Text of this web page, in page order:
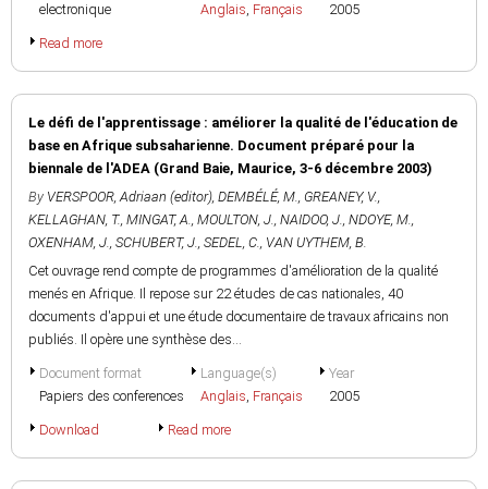
electronique
Anglais, Français
2005
Read more
Le défi de l'apprentissage : améliorer la qualité de l'éducation de
base en Afrique subsaharienne. Document préparé pour la
biennale de l'ADEA (Grand Baie, Maurice, 3-6 décembre 2003)
By VERSPOOR, Adriaan (editor), DEMBÉLÉ, M., GREANEY, V.,
KELLAGHAN, T., MINGAT, A., MOULTON, J., NAIDOO, J., NDOYE, M.,
OXENHAM, J., SCHUBERT, J., SEDEL, C., VAN UYTHEM, B.
Cet ouvrage rend compte de programmes d'amélioration de la qualité
menés en Afrique. Il repose sur 22 études de cas nationales, 40
documents d'appui et une étude documentaire de travaux africains non
publiés. Il opère une synthèse des...
Document format
Papiers des conferences
Language(s)
Anglais, Français
Year
2005
Download Read more